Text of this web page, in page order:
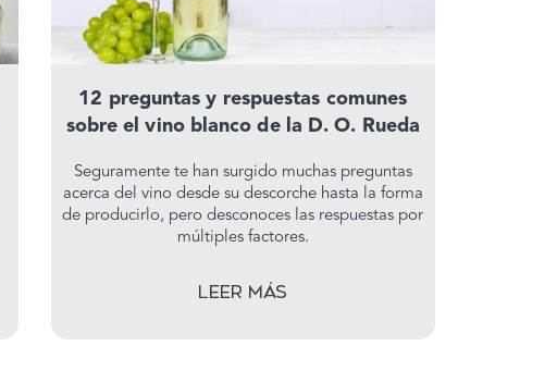
12 preguntas y respuestas comunes
sobre el vino blanco de la D. O. Rueda
Seguramente te han surgido muchas preguntas
acerca del vino desde su descorche hasta la forma
de producirlo, pero desconoces las respuestas por
múltiples factores.
Leer más